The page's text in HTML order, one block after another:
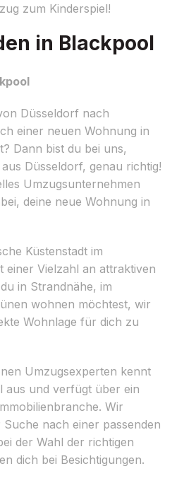
zum Kinderspiel!
in Blackpool
Düsseldorf nach
einer neuen Wohnung in
Dann bist du bei uns,
Düsseldorf, genau richtig!
Umzugsunternehmen
deine neue Wohnung in
Küstenstadt im
einer Vielzahl an attraktiven
in Strandnähe, im
wohnen möchtest, wir
Wohnlage für dich zu
Umzugsexperten kennt
aus und verfügt über ein
Wir
nach einer passenden
der Wahl der richtigen
dich bei Besichtigungen.